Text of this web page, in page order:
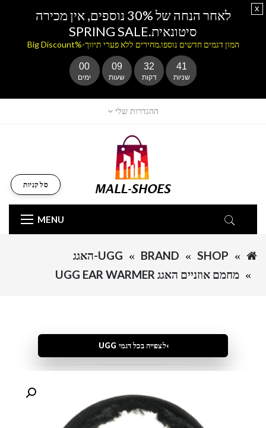
ההגדרות שלי
MENU
סל קניות
SHOP
BRAND
UGG-האגג
מחמם אוזניים האגג UGG EAR WARMER
לצפייה בכל דגמי UGG
לאחר הנחה של 30% נוספים, אין מכירה
סיטונאית.SPRING SALE
המון דגמים חדשים נוספו.מחירים ללא פערי תיווך-%Big Discount
00
ימים
09
שעות
32
דקות
41
שניות
x